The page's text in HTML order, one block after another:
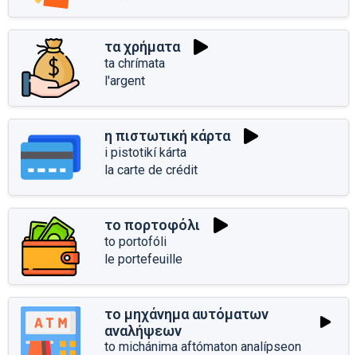
τα χρήματα
ta chrímata
l'argent
η πιστωτική κάρτα
i pistotikí kárta
la carte de crédit
το πορτοφόλι
to portofóli
le portefeuille
το μηχάνημα αυτόματων
αναλήψεων
to michánima aftómaton analípseon